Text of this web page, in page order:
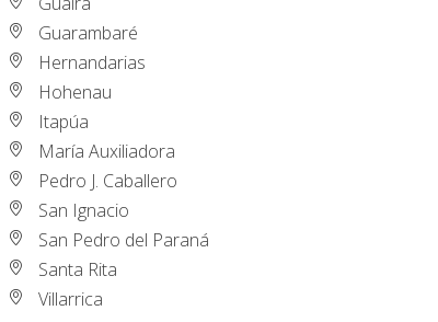
Guarambaré
Hernandarias
Hohenau
Itapúa
María Auxiliadora
Pedro J. Caballero
San Ignacio
San Pedro del Paraná
Santa Rita
Villarrica